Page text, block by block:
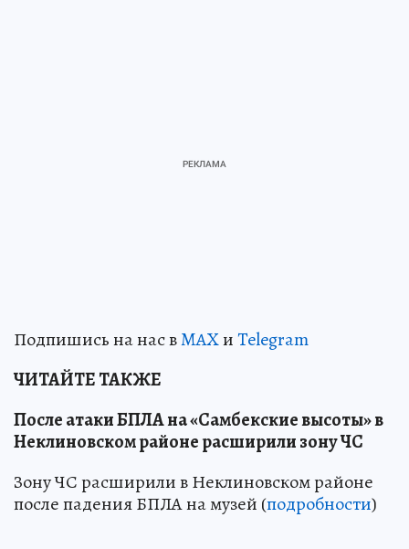
Подпишись на нас вMAXиTelegram
ЧИТАЙТЕ ТАКЖЕ
После атаки БПЛА на «Самбекские высоты» в
Неклиновском районе расширили зону ЧС
Зону ЧС расширили в Неклиновском районе
после падения БПЛА на музей (подробности)